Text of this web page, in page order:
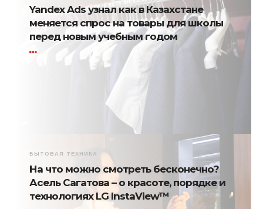
Yandex Ads узнал как в Казахстане
меняется спрос на товары для школы
перед новым учебным годом
БЫТОВАЯ ТЕХНИКА
На что можно смотреть бесконечно?
Асель Сагатова – о красоте, порядке и
технологиях LG InstaView™